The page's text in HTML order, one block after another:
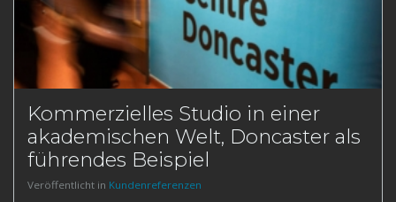
Kommerzielles Studio in einer
akademischen Welt, Doncaster als
führendes Beispiel
Veröffentlicht in Kundenreferenzen